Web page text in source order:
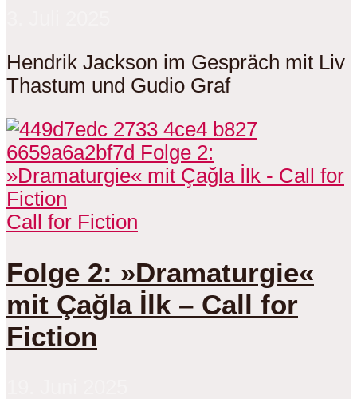
Hendrik Jackson im Gespräch mit Liv
Thastum und Gudio Graf
Call for Fiction
Folge 2: »Dramaturgie«
mit Çağla İlk – Call for
Fiction